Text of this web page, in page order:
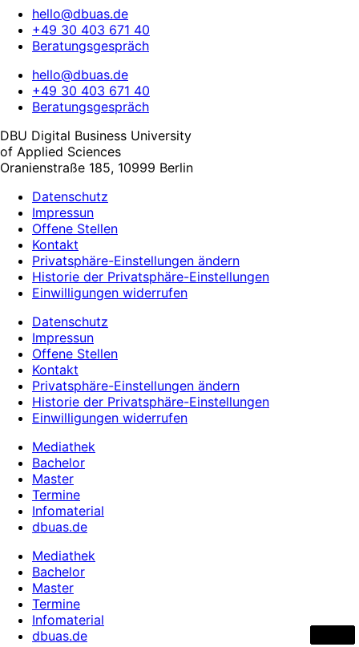
hello@dbuas.de
+49 30 403 671 40
Beratungsgespräch
hello@dbuas.de
+49 30 403 671 40
Beratungsgespräch
DBU Digital Business University
of Applied Sciences
Oranienstraße 185, 10999 Berlin
Datenschutz
Impressun
Offene Stellen
Kontakt
Privatsphäre-Einstellungen ändern
Historie der Privatsphäre-Einstellungen
Einwilligungen widerrufen
Datenschutz
Impressun
Offene Stellen
Kontakt
Privatsphäre-Einstellungen ändern
Historie der Privatsphäre-Einstellungen
Einwilligungen widerrufen
Mediathek
Bachelor
Master
Termine
Infomaterial
dbuas.de
Mediathek
Bachelor
Master
Termine
Infomaterial
dbuas.de